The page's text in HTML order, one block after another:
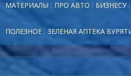
МАТЕРИАЛЫ ПРО АВТО БИЗНЕСУ
ПОЛЕЗНОЕ ЗЕЛЕНАЯ АПТЕКА